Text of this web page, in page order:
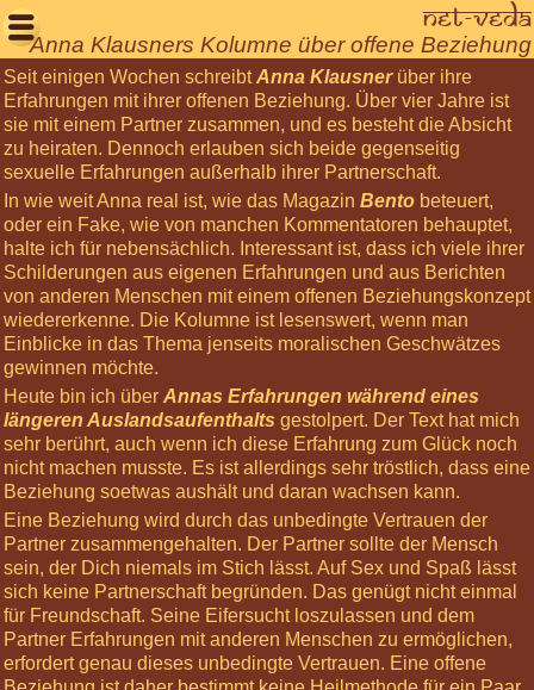
Net-Veda
Anna Klausners Kolumne über offene Beziehung

Seit einigen Wochen schreibtAnna Klausnerüber ihre
Erfahrungen mit ihrer offenen Beziehung. Über vier Jahre ist
sie mit einem Partner zusammen, und es besteht die Absicht
zu heiraten. Dennoch erlauben sich beide gegenseitig
sexuelle Erfahrungen außerhalb ihrer Partnerschaft.
In wie weit Anna real ist, wie das Magazin Bento beteuert,
oder ein Fake, wie von manchen Kommentatoren behauptet,
halte ich für nebensächlich. Interessant ist, dass ich viele ihrer
Schilderungen aus eigenen Erfahrungen und aus Berichten
von anderen Menschen mit einem offenen Beziehungskonzept
wiedererkenne. Die Kolumne ist lesenswert, wenn man
Einblicke in das Thema jenseits moralischen Geschwätzes
gewinnen möchte.
Heute bin ich über Annas Erfahrungen während eines
längeren Auslandsaufenthalts gestolpert. Der Text hat mich
sehr berührt, auch wenn ich diese Erfahrung zum Glück noch
nicht machen musste. Es ist allerdings sehr tröstlich, dass eine
Beziehung soetwas aushält und daran wachsen kann.
Eine Beziehung wird durch das unbedingte Vertrauen der
Partner zusammengehalten. Der Partner sollte der Mensch
sein, der Dich niemals im Stich lässt. Auf Sex und Spaß lässt
sich keine Partnerschaft begründen. Das genügt nicht einmal
für Freundschaft. Seine Eifersucht loszulassen und dem
Partner Erfahrungen mit anderen Menschen zu ermöglichen,
erfordert genau dieses unbedingte Vertrauen. Eine offene
Informiere
mich »
Nächste
Highlights
Willkommen
Aktuelles
Seminare
Körperarbeit
Meditationen
uns
Net-
Veda
Tantra
Leben
Gästebuch
Login